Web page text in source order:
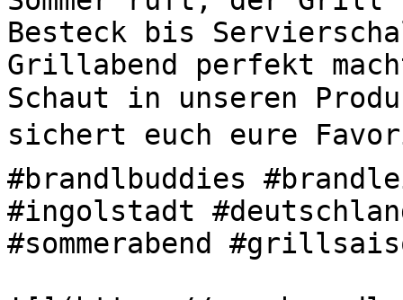
Besteck bis
Grillabend perfekt
Schaut in unseren
sichert euch eure
#brandlbuddies
#ingolstadt
#sommerabend